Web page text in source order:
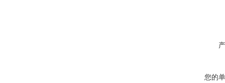
您的